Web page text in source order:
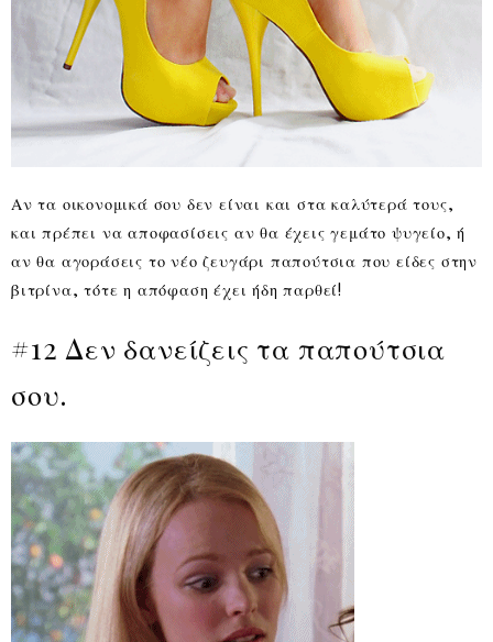
Αν τα οικονομικά σου δεν είναι και στα καλύτερά τους,
και πρέπει να αποφασίσεις αν θα έχεις γεμάτο ψυγείο, ή
αν θα αγοράσεις το νέο ζευγάρι παπούτσια που είδες στην
βιτρίνα, τότε η απόφαση έχει ήδη παρθεί!
#12 Δεν δανείζεις τα παπούτσια
σου.